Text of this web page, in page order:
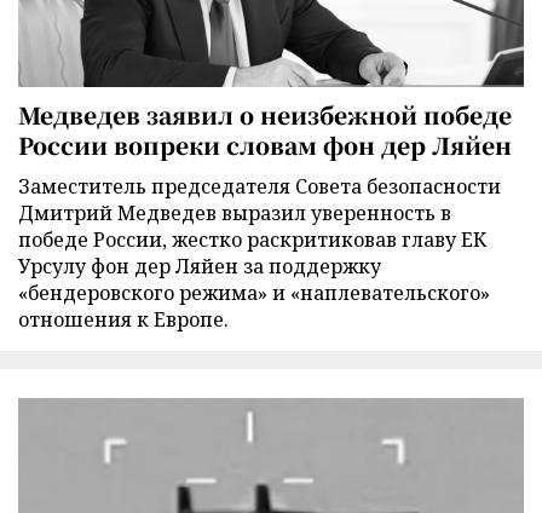
Медведев заявил о неизбежной победе
России вопреки словам фон дер Ляйен
Заместитель председателя Совета безопасности
Дмитрий Медведев выразил уверенность в
победе России, жестко раскритиковав главу ЕК
Урсулу фон дер Ляйен за поддержку
«бендеровского режима» и «наплевательского»
отношения к Европе.